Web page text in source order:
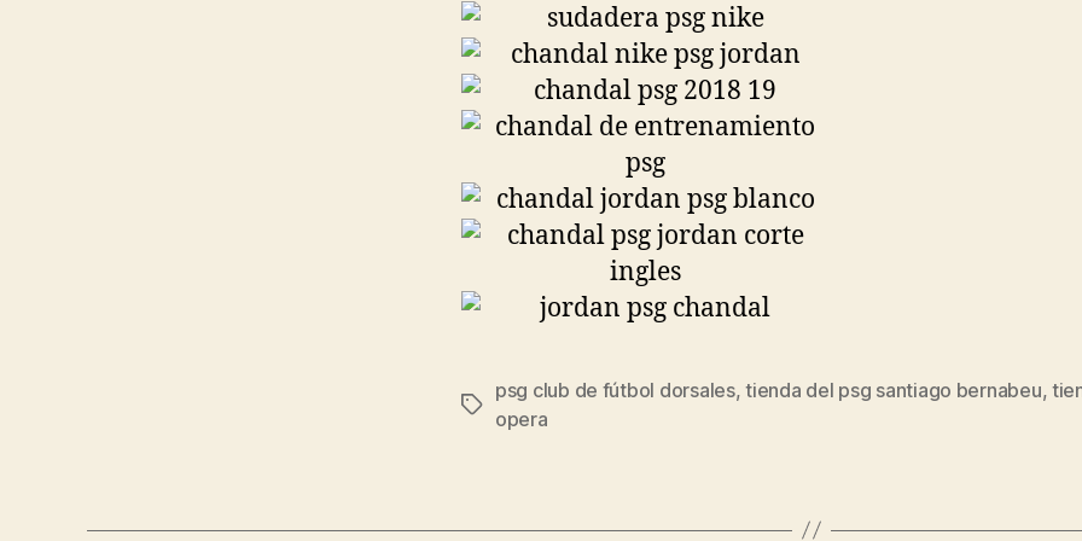
Etiquetas
psg club de fútbol dorsales,tienda del psg santiago bernabeu,
opera